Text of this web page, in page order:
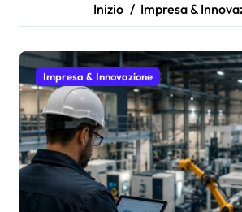
Inizio Impresa &
Impresa & Innovazione